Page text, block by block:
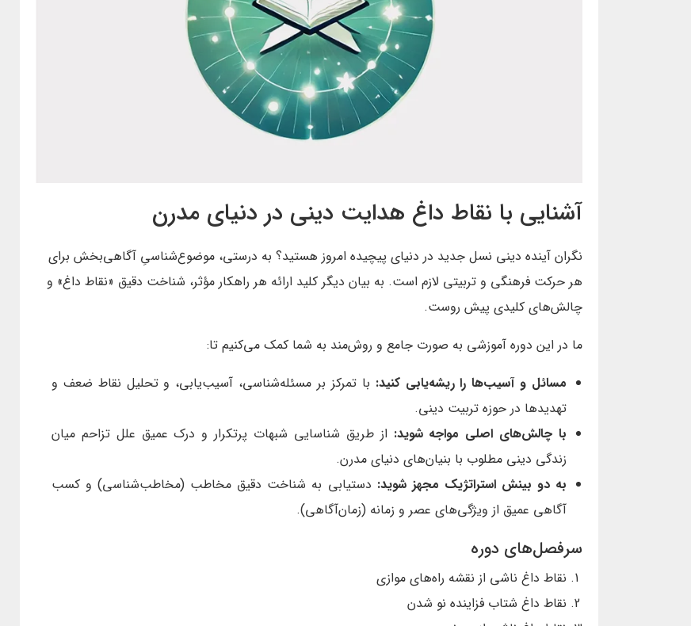
آشنایی با نقاط داغ هدایت دینی در دنیای مدرن
نگران آینده دینی نسل جدید در دنیای پیچیده امروز هستید؟ به درستی، موضوع‌شناسیِ آگاهی‌بخش برای
هر حرکت فرهنگی و تربیتی لازم است. به بیان دیگر کلید ارائه هر راهکار مؤثر، شناخت دقیق «نقاط داغ» و
چالش‌های کلیدی پیش روست.
ما در این دوره آموزشی به صورت جامع و روش‌مند به شما کمک می‌کنیم تا:
مسائل و آسیب‌ها را ریشه‌یابی کنید: با تمرکز بر مسئله‌شناسی، آسیب‌یابی، و تحلیل نقاط ضعف و
تهدیدها در حوزه تربیت دینی.
با چالش‌های اصلی مواجه شوید: از طریق شناسایی شبهات پرتکرار و درک عمیق علل تزاحم میان
زندگی دینی مطلوب با بنیان‌های دنیای مدرن.
به دو بینش استراتژیک مجهز شوید: دستیابی به شناخت دقیق مخاطب (مخاطب‌شناسی) و کسب
آگاهی عمیق از ویژگی‌های عصر و زمانه (زمان‌آگاهی).
سرفصل‌های دوره
نقاط داغ ناشی از نقشه راه‌های موازی
نقاط داغ شتاب فزاینده نو شدن